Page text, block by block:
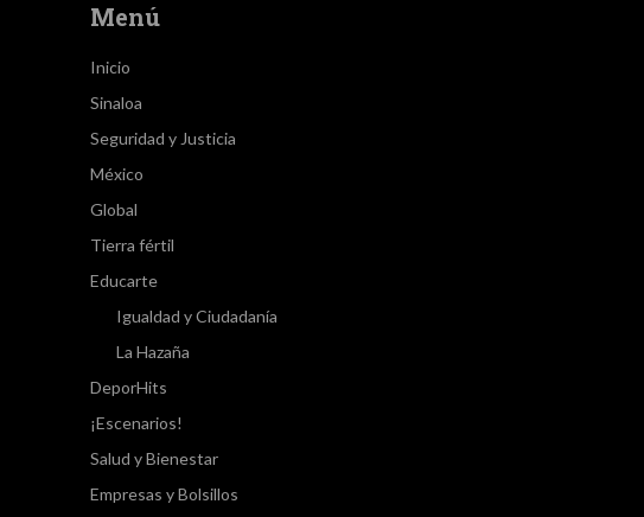
Menú
Inicio
Sinaloa
Seguridad y Justicia
México
Global
Tierra fértil
Educarte
Igualdad y Ciudadanía
La Hazaña
DeporHits
¡Escenarios!
Salud y Bienestar
Empresas y Bolsillos